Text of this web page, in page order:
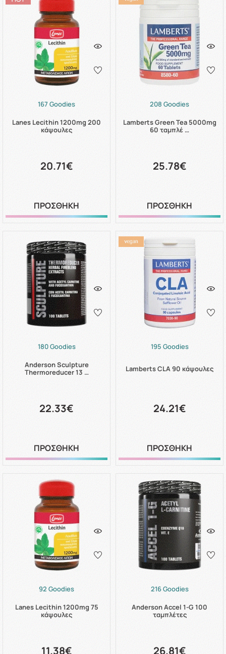
167 Goodies
Lanes Lecithin 1200mg 200
κάψουλες
20.71€
ΠΡΟΣΘΗΚΗ
208 Goodies
Lamberts Green Tea 5000mg
60 ταμπλέ …
25.78€
ΠΡΟΣΘΗΚΗ
180 Goodies
Anderson Sculpture
Thermoreducer 13 …
22.33€
ΠΡΟΣΘΗΚΗ
195 Goodies
Lamberts CLA 90 κάψουλες
24.21€
ΠΡΟΣΘΗΚΗ
92 Goodies
Lanes Lecithin 1200mg 75
κάψουλες
11.38€
216 Goodies
Anderson Accel 1-G 100
ταμπλέτες
26.81€